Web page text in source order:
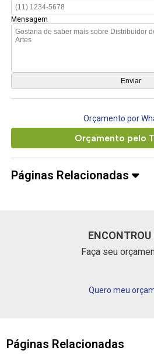
Mensagem
Orçamento por
Orçamento pelo
Páginas Relacionadas
ENCONTROU
Faça seu
Quero meu
Páginas Relacionadas